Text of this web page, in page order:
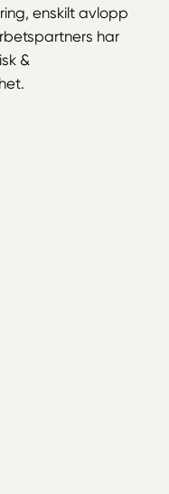
enskilt avlopp
har
&